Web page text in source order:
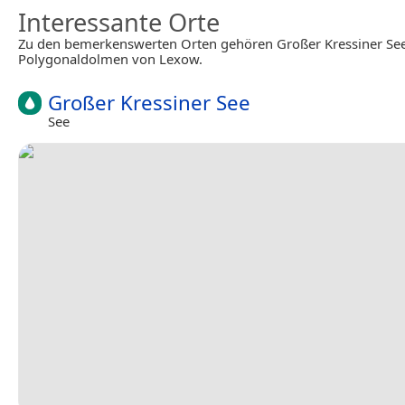
Interessante Orte
Zu den bemerkenswerten Orten gehören Großer Kressiner
Polygonaldolmen von Lexow.
Großer Kressiner See
See